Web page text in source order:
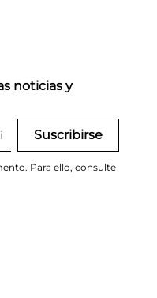
noticias y
Para ello, consulte